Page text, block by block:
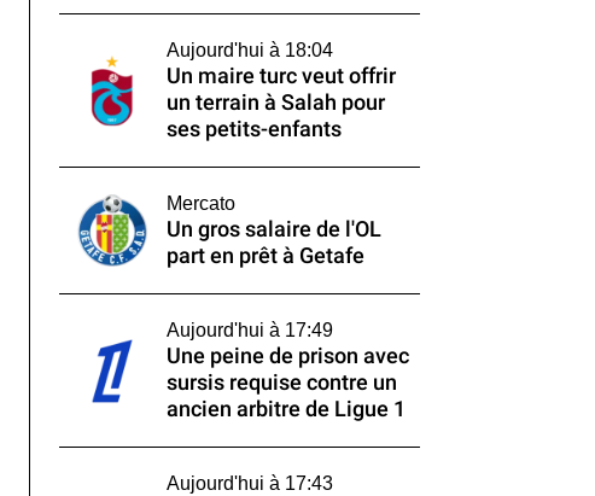
Aujourd'hui à 18:04
Un maire turc veut offrir
un terrain à Salah pour
ses petits-enfants
Mercato
Un gros salaire de l'OL
part en prêt à Getafe
Aujourd'hui à 17:49
Une peine de prison avec
sursis requise contre un
ancien arbitre de Ligue 1
Aujourd'hui à 17:43